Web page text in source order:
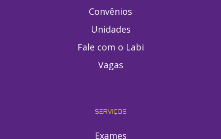
Convênios
Unidades
Fale com o Labi
Vagas
SERVIÇOS
Exames